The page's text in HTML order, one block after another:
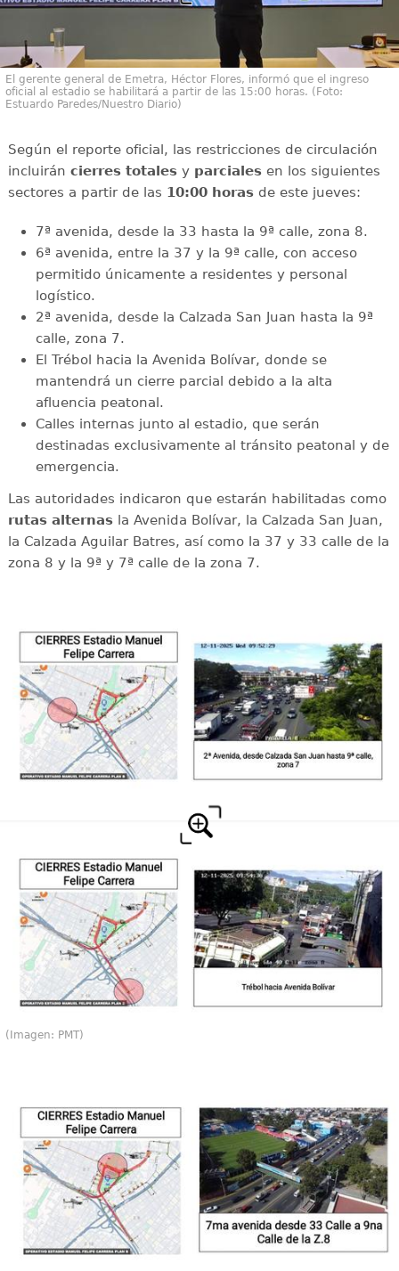
El gerente general de Emetra, Héctor Flores, informó que el ingreso
oficial al estadio se habilitará a partir de las 15:00 horas. (Foto:
Estuardo Paredes/Nuestro Diario)
Según el reporte oficial, las restricciones de circulación
incluirán cierres totalesy parcialesen los siguientes
sectores a partir de las 10:00 horasde este jueves:
7ª avenida, desde la 33 hasta la 9ª calle, zona 8.
6ª avenida, entre la 37 y la 9ª calle, con acceso
permitido únicamente a residentes y personal
logístico.
2ª avenida, desde la Calzada San Juan hasta la 9ª
calle, zona 7.
El Trébol hacia la Avenida Bolívar, donde se
mantendrá un cierre parcial debido a la alta
afluencia peatonal.
Calles internas junto al estadio, que serán
destinadas exclusivamente al tránsito peatonal y de
emergencia.
Las autoridades indicaron que estarán habilitadas como
rutas alternasla Avenida Bolívar, la Calzada San Juan,
la Calzada Aguilar Batres, así como la 37 y 33 calle de la
zona 8 y la 9ª y 7ª calle de la zona 7.
(Imagen: PMT)